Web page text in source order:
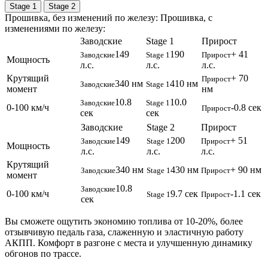
Stage 1 Stage 2
Прошивка, без изменений по железу: Прошивка, c
изменениями по железу:
Заводские
Stage 1
Прирост
Мощность
Заводские149
л.с.
Stage 1 190
л.с.
Прирост+ 41
л.с.
Крутящий
момент
Заводские340 нм Stage 1 410 нм Прирост+ 70
нм
0-100 км/ч
Заводские10.8
сек
Stage 1 10.0
сек
Прирост-0.8 сек
Заводские
Stage 2
Прирост
Мощность
Заводские149
л.с.
Stage 1 200
л.с.
Прирост+ 51
л.с.
Крутящий
момент
Заводские340 нм Stage 1 430 нм Прирост+ 90 нм
0-100 км/ч Заводские10.8
сек
Stage 1 9.7 сек Прирост-1.1 сек
Вы сможете ощутить экономию топлива от 10-20%, более
отзывчивую педаль газа, слаженную и эластичную работу
АКПП. Комфорт в разгоне с места и улучшенную динамику
обгонов по трассе.